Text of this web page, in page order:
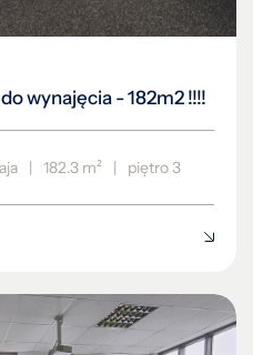
wynajęcia - 182m2 !!!!
| 182.3 m² | piętro 3